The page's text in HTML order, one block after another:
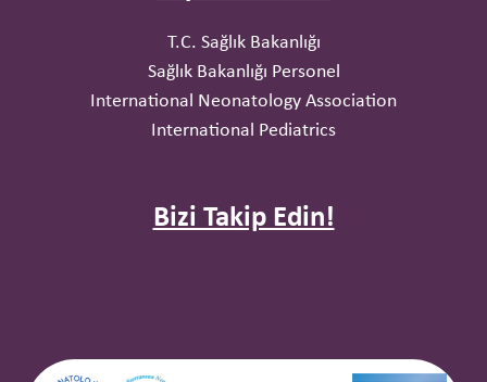
T.C. Sağlık Bakanlığı
Sağlık Bakanlığı Personel
International Neonatology Association
International Pediatrics
Bizi Takip Edin!